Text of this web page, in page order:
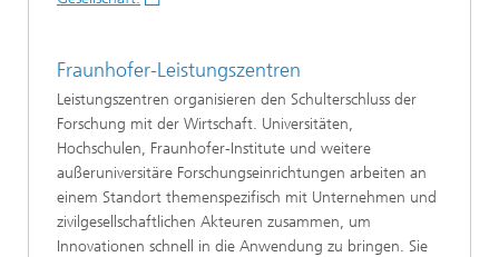
Fraunhofer-Leistungszentren
Leistungszentren organisieren den Schulterschluss der
Forschung mit der Wirtschaft. Universitäten,
Hochschulen, Fraunhofer-Institute und weitere
außeruniversitäre Forschungseinrichtungen arbeiten an
einem Standort themenspezifisch mit Unternehmen und
zivilgesellschaftlichen Akteuren zusammen, um
Innovationen schnell in die Anwendung zu bringen. Sie